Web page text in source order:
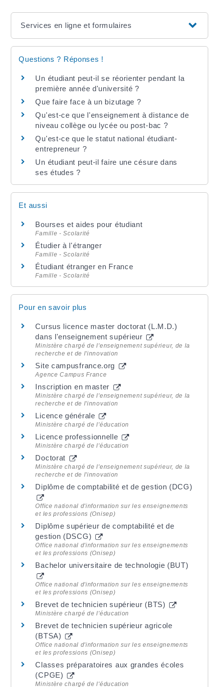
Services en ligne et formulaires
Questions ? Réponses !
Un étudiant peut-il se réorienter pendant la
première année d'université ?
Que faire face à un bizutage ?
Qu'est-ce que l'enseignement à distance de
niveau collège ou lycée ou post-bac ?
Qu'est-ce que le statut national étudiant-
entrepreneur ?
Un étudiant peut-il faire une césure dans
ses études ?
Et aussi
Bourses et aides pour étudiant
Famille - Scolarité
Étudier à l'étranger
Famille - Scolarité
Étudiant étranger en France
Famille - Scolarité
Pour en savoir plus
Cursus licence master doctorat (L.M.D.)
dans l'enseignement supérieur
Ministère chargé de l'enseignement supérieur, de la
recherche et de l'innovation
Site campusfrance.org
Agence Campus France
Inscription en master
Ministère chargé de l'enseignement supérieur, de la
recherche et de l'innovation
Licence générale
Ministère chargé de l'éducation
Licence professionnelle
Ministère chargé de l'éducation
Doctorat
Ministère chargé de l'enseignement supérieur, de la
recherche et de l'innovation
Diplôme de comptabilité et de gestion (DCG)
Office national d'information sur les enseignements
et les professions (Onisep)
Diplôme supérieur de comptabilité et de
gestion (DSCG)
Office national d'information sur les enseignements
et les professions (Onisep)
Bachelor universitaire de technologie (BUT)
Office national d'information sur les enseignements
et les professions (Onisep)
Brevet de technicien supérieur (BTS)
Ministère chargé de l'éducation
Brevet de technicien supérieur agricole
(BTSA)
Office national d'information sur les enseignements
et les professions (Onisep)
Classes préparatoires aux grandes écoles
(CPGE)
Ministère chargé de l'éducation